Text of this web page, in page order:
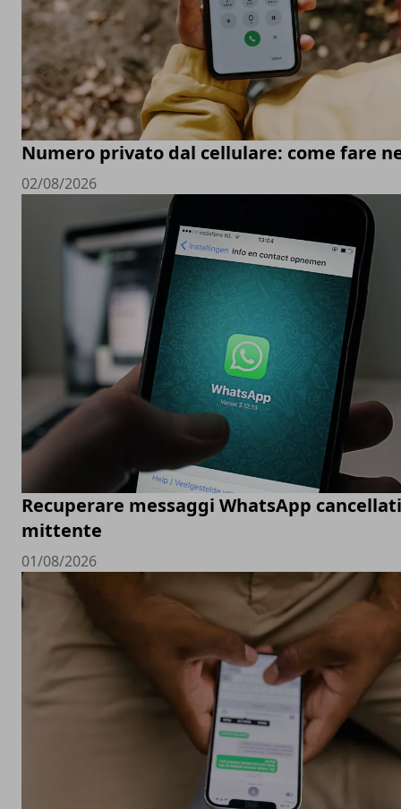
Numero privato dal cellulare: come fare
02/08/2026
Recuperare messaggi WhatsApp
mittente
01/08/2026